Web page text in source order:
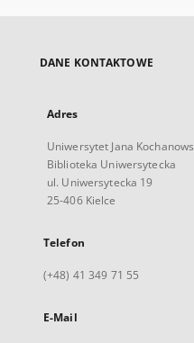
DANE KONTAKTOWE
Adres
Uniwersytet Jana
Biblioteka Uniwersytecka
ul. Uniwersytecka 19
25-406 Kielce
Telefon
(+48) 41 349 71 55
E-Mail